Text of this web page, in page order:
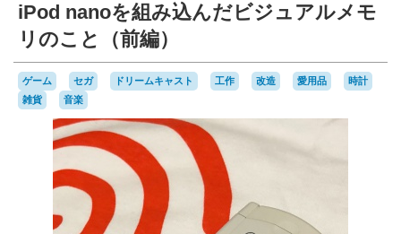
iPod nanoを組み込んだビジュアルメモ
リのこと（前編）
ゲーム セガ ドリームキャスト 工作 改造 愛用品
時計
雑貨
音楽